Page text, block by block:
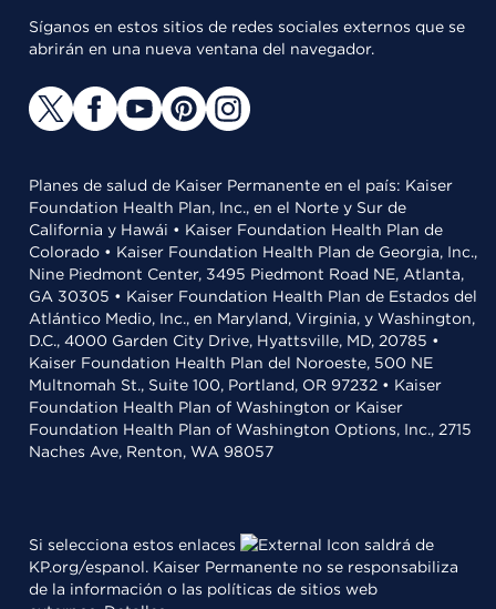
Síganos en estos sitios de redes sociales externos que se
abrirán en una nueva ventana del navegador.
Planes de salud de Kaiser Permanente en el país: Kaiser
Foundation Health Plan, Inc., en el Norte y Sur de
California y Hawái • Kaiser Foundation Health Plan de
Colorado • Kaiser Foundation Health Plan de Georgia, Inc.,
Nine Piedmont Center, 3495 Piedmont Road NE, Atlanta,
GA 30305 • Kaiser Foundation Health Plan de Estados del
Atlántico Medio, Inc., en Maryland, Virginia, y Washington,
D.C., 4000 Garden City Drive, Hyattsville, MD, 20785 •
Kaiser Foundation Health Plan del Noroeste, 500 NE
Multnomah St., Suite 100, Portland, OR 97232 • Kaiser
Foundation Health Plan of Washington or Kaiser
Foundation Health Plan of Washington Options, Inc., 2715
Naches Ave, Renton, WA 98057
Si selecciona estos enlaces
saldrá de
KP.org/espanol. Kaiser Permanente no se responsabiliza
de la información o las políticas de sitios web